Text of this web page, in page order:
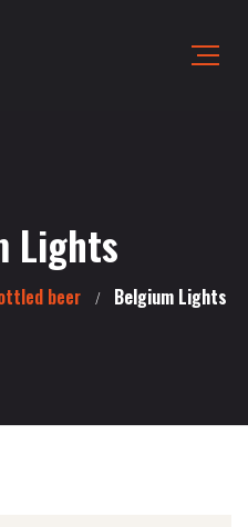
Lights
beer Belgium Lights